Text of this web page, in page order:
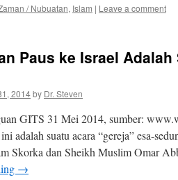
/ Nubuatan, Islam | Leave a comment
Paus ke Israel Adalah
2014by Dr. Steven
GITS 31 Mei 2014, sumber:
adalah suatu acara “gereja” esa-
Skorka dan Sheikh Muslim Omar
→